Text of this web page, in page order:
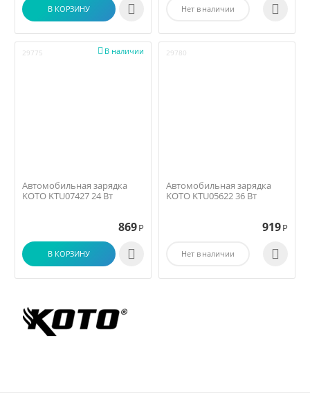
В КОРЗИНУ  Нет в наличии 
29775 В наличии

Автомобильная зарядка
KOTO KTU07427 24 Вт
869 Р
В КОРЗИНУ 
29780
Автомобильная зарядка
KOTO KTU05622 36 Вт
919 Р
Нет в наличии 